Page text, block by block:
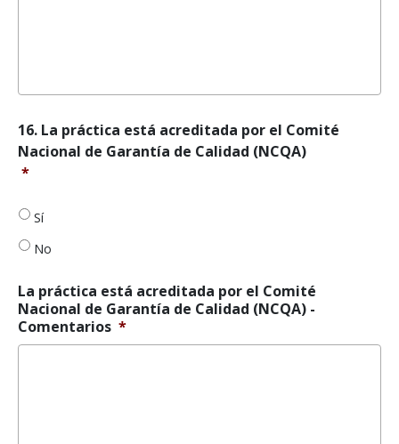
prescripción
y
suministro
de
a
los
registros
vacunación.
*
16.
La
práctica
por
el
Comité
de
Garantía
de
Calidad
16. La práctica está acreditada por el Comité
Nacional de Garantía de Calidad (NCQA)
*
Sí
No
La práctica está acreditada por el Comité
Nacional de Garantía de Calidad (NCQA) -
Comentarios *